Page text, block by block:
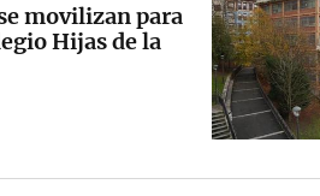
movilizan para
Hijas de la